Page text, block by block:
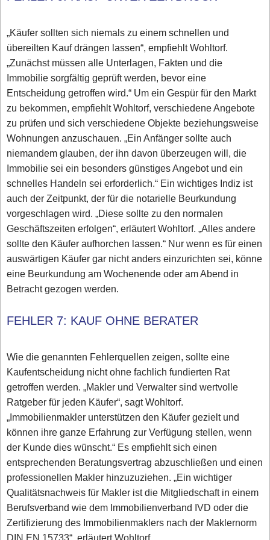
„Käufer sollten sich niemals zu einem schnellen und
übereilten Kauf drängen lassen“, empfiehlt Wohltorf.
„Zunächst müssen alle Unterlagen, Fakten und die
Immobilie sorgfältig geprüft werden, bevor eine
Entscheidung getroffen wird.“ Um ein Gespür für den Markt
zu bekommen, empfiehlt Wohltorf, verschiedene Angebote
zu prüfen und sich verschiedene Objekte beziehungsweise
Wohnungen anzuschauen. „Ein Anfänger sollte auch
niemandem glauben, der ihn davon überzeugen will, die
Immobilie sei ein besonders günstiges Angebot und ein
schnelles Handeln sei erforderlich.“ Ein wichtiges Indiz ist
auch der Zeitpunkt, der für die notarielle Beurkundung
vorgeschlagen wird. „Diese sollte zu den normalen
Geschäftszeiten erfolgen“, erläutert Wohltorf. „Alles andere
sollte den Käufer aufhorchen lassen.“ Nur wenn es für einen
auswärtigen Käufer gar nicht anders einzurichten sei, könne
eine Beurkundung am Wochenende oder am Abend in
Betracht gezogen werden.
FEHLER 7: KAUF OHNE BERATER
Wie die genannten Fehlerquellen zeigen, sollte eine
Kaufentscheidung nicht ohne fachlich fundierten Rat
getroffen werden. „Makler und Verwalter sind wertvolle
Ratgeber für jeden Käufer“, sagt Wohltorf.
„Immobilienmakler unterstützen den Käufer gezielt und
können ihre ganze Erfahrung zur Verfügung stellen, wenn
der Kunde dies wünscht.“ Es empfiehlt sich einen
entsprechenden Beratungsvertrag abzuschließen und einen
professionellen Makler hinzuzuziehen. „Ein wichtiger
Qualitätsnachweis für Makler ist die Mitgliedschaft in einem
Berufsverband wie dem Immobilienverband IVD oder die
Zertifizierung des Immobilienmaklers nach der Maklernorm